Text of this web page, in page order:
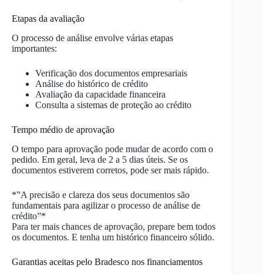
Etapas da avaliação
O processo de análise envolve várias etapas
importantes:
Verificação dos documentos empresariais
Análise do histórico de crédito
Avaliação da capacidade financeira
Consulta a sistemas de proteção ao crédito
Tempo médio de aprovação
O tempo para aprovação pode mudar de acordo com o
pedido. Em geral, leva de 2 a 5 dias úteis. Se os
documentos estiverem corretos, pode ser mais rápido.
*”A precisão e clareza dos seus documentos são
fundamentais para agilizar o processo de análise de
crédito”*
Para ter mais chances de aprovação, prepare bem todos
os documentos. E tenha um histórico financeiro sólido.
Garantias aceitas pelo Bradesco nos financiamentos